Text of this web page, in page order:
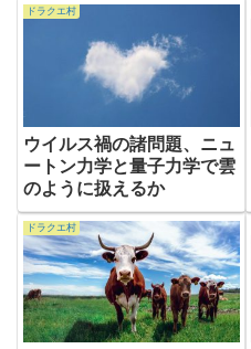
ドラクエ村
ウイルス禍の諸問題、ニュ
ートン力学と量子力学で雲
のように扱えるか
ドラクエ村